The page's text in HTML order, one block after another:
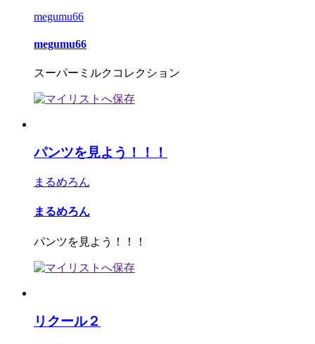
megumu66
megumu66
スーパーミルクコレクション
パンツを見よう！！！
まるめろん
まるめろん
パンツを見よう！！！
リクール２